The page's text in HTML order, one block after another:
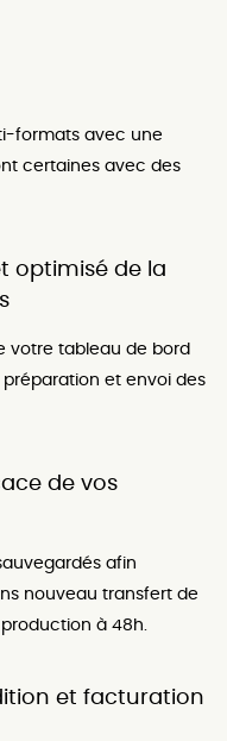
formats avec une
certaines avec des
optimisé de la
votre tableau de bord
et envoi des
de vos
afin
nouveau transfert de
à 48h.
et facturation